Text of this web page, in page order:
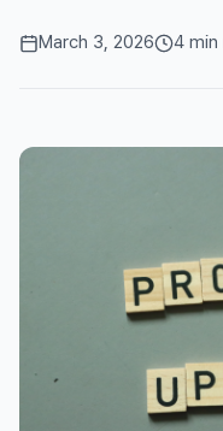
March 3, 2026 4 min